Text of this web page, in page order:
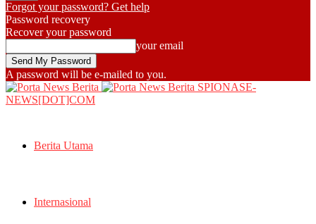
Forgot your password? Get help
Password recovery
Recover your password
your email
A password will be e-mailed to you.
SPIONASE-
NEWS[DOT]COM
Berita Utama
Internasional